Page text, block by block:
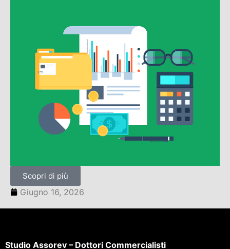
Scopri di più
Giugno 16, 2026
Studio Assorev – Dottori Commercialisti